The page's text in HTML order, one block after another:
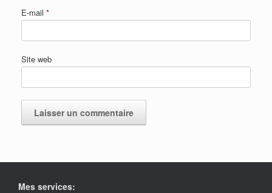
E-mail *
Site web
Mes services: